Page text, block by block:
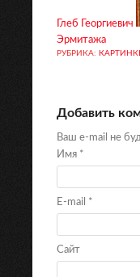
Глеб Георгиевич
Эрмитажа
РУБРИКА:
Добавить
Ваш e-mail не
Имя *
E-mail *
Сайт